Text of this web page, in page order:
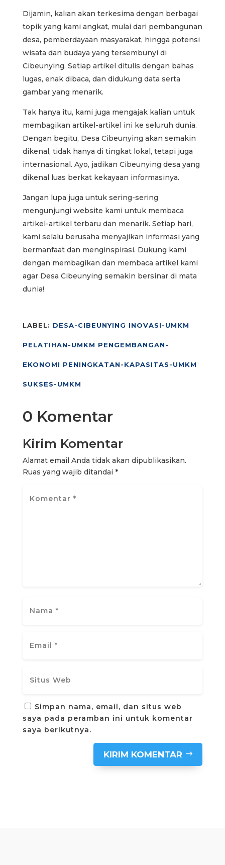
Dijamin, kalian akan terkesima dengan berbagai
topik yang kami angkat, mulai dari pembangunan
desa, pemberdayaan masyarakat, hingga potensi
wisata dan budaya yang tersembunyi di
Cibeunying. Setiap artikel ditulis dengan bahas
lugas, enak dibaca, dan didukung data serta
gambar yang menarik.
Tak hanya itu, kami juga mengajak kalian untuk
membagikan artikel-artikel ini ke seluruh dunia.
Dengan begitu, Desa Cibeunying akan semakin
dikenal, tidak hanya di tingkat lokal, tetapi juga
internasional. Ayo, jadikan Cibeunying desa yang
dikenal luas berkat kekayaan informasinya.
Jangan lupa juga untuk sering-sering
mengunjungi website kami untuk membaca
artikel-artikel terbaru dan menarik. Setiap hari,
kami selalu berusaha menyajikan informasi yang
bermanfaat dan menginspirasi. Dukung kami
dengan membagikan dan membaca artikel kami
agar Desa Cibeunying semakin bersinar di mata
dunia!
LABEL: DESA-CIBEUNYING INOVASI-UMKM
PELATIHAN-UMKM PENGEMBANGAN-
EKONOMI PENINGKATAN-KAPASITAS-UMKM
SUKSES-UMKM
0 Komentar
Kirim Komentar
Alamat email Anda tidak akan dipublikasikan.
Ruas yang wajib ditandai *
Simpan nama, email, dan situs web
saya pada peramban ini untuk komentar
saya berikutnya.
KIRIM KOMENTAR